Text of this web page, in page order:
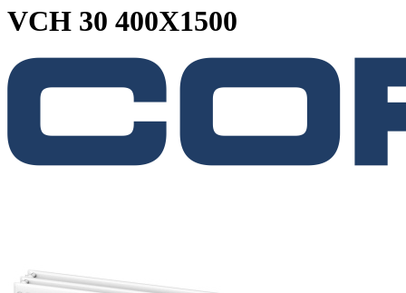
VCH 30 400X1500